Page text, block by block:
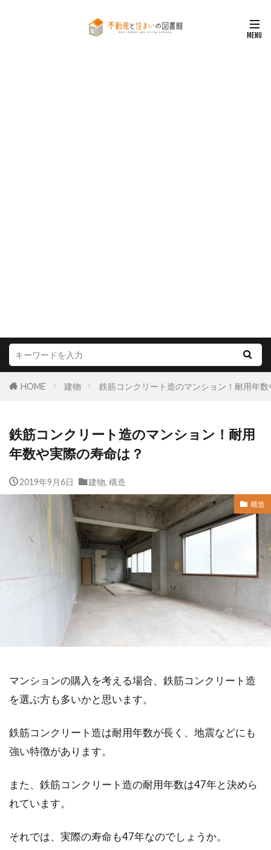
HOME 建物 鉄筋コンクリート造のマンション！耐用年
鉄筋コンクリート造のマンション！耐用
年数や実際の寿命は？
2019年9月6日 建物, 構造
構造
マンションの購入を考える場合、鉄筋コンクリート造
を選ぶ方も多いかと思います。
鉄筋コンクリート造は耐用年数が長く、地震などにも
強い特徴があります。
また、鉄筋コンクリート造の耐用年数は47年と決めら
れています。
それでは、実際の寿命も47年なのでしょうか。